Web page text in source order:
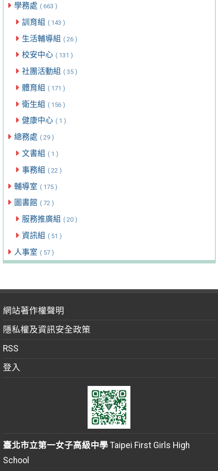
學務處 ( 663 )
訓育組 ( 143 )
生活輔導組 ( 26 )
校安中心 ( 131 )
社團活動組 ( 35 )
體育組 ( 171 )
衛生組 ( 156 )
健康中心 ( 1 )
總務處 ( 29 )
文書組 ( 1 )
事務組 ( 22 )
輔導室 ( 175 )
圖書館 ( 72 )
服務推廣組 ( 20 )
資訊組 ( 51 )
人事室 ( 57 )
網站著作權聲明
隱私權及資訊安全政策
RSS
登入
臺北市立第一女子高級中學Taipei First Girls High
School